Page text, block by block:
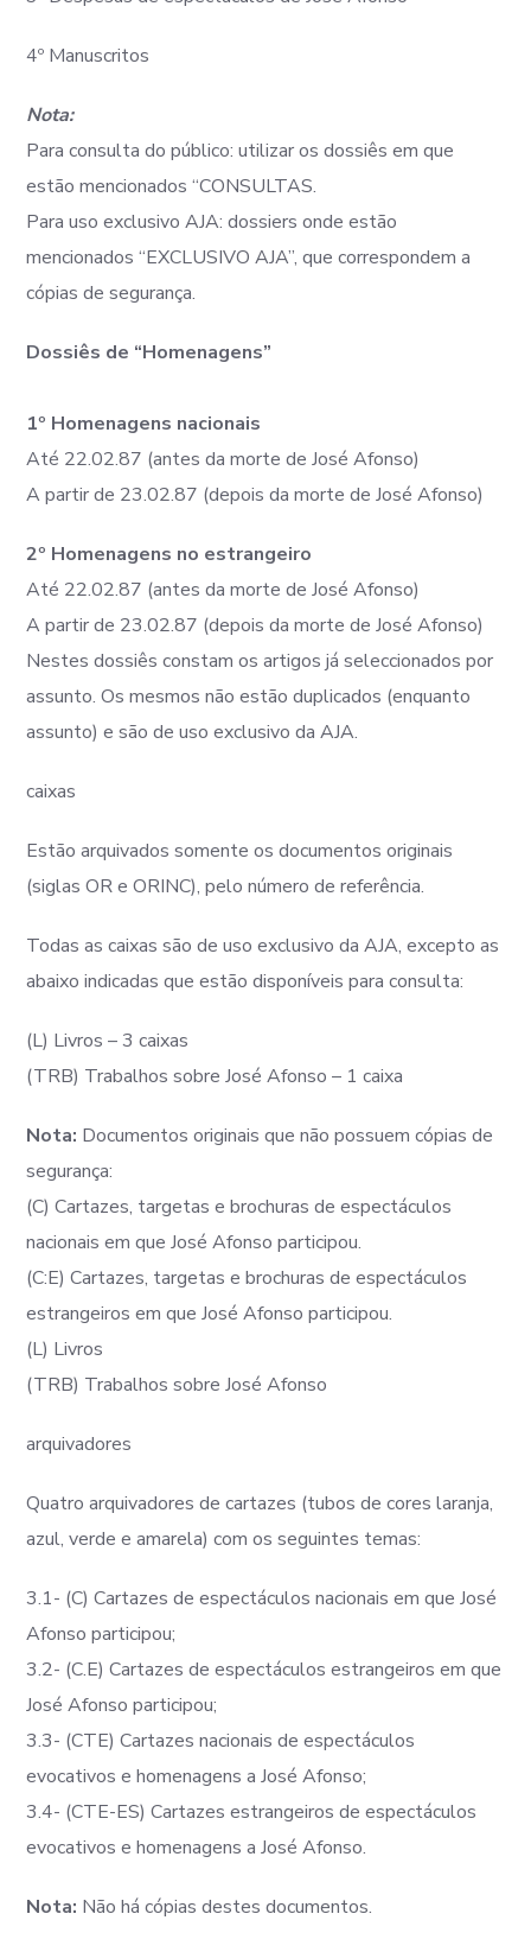
4º Manuscritos
Nota:
Para consulta do público: utilizar os dossiês em que
estão mencionados “CONSULTAS.
Para uso exclusivo AJA: dossiers onde estão
mencionados “EXCLUSIVO AJA”, que correspondem a
cópias de segurança.
Dossiês de “Homenagens”
1º Homenagens nacionais
Até 22.02.87 (antes da morte de José Afonso)
A partir de 23.02.87 (depois da morte de José Afonso)
2º Homenagens no estrangeiro
Até 22.02.87 (antes da morte de José Afonso)
A partir de 23.02.87 (depois da morte de José Afonso)
Nestes dossiês constam os artigos já seleccionados por
assunto. Os mesmos não estão duplicados (enquanto
assunto) e são de uso exclusivo da AJA.
caixas
Estão arquivados somente os documentos originais
(siglas OR e ORINC), pelo número de referência.
Todas as caixas são de uso exclusivo da AJA, excepto as
abaixo indicadas que estão disponíveis para consulta:
(L) Livros – 3 caixas
(TRB) Trabalhos sobre José Afonso – 1 caixa
Nota: Documentos originais que não possuem cópias de
segurança:
(C) Cartazes, targetas e brochuras de espectáculos
nacionais em que José Afonso participou.
(C:E) Cartazes, targetas e brochuras de espectáculos
estrangeiros em que José Afonso participou.
(L) Livros
(TRB) Trabalhos sobre José Afonso
arquivadores
Quatro arquivadores de cartazes (tubos de cores laranja,
azul, verde e amarela) com os seguintes temas:
3.1- (C) Cartazes de espectáculos nacionais em que José
Afonso participou;
3.2- (C.E) Cartazes de espectáculos estrangeiros em que
José Afonso participou;
3.3- (CTE) Cartazes nacionais de espectáculos
evocativos e homenagens a José Afonso;
3.4- (CTE-ES) Cartazes estrangeiros de espectáculos
evocativos e homenagens a José Afonso.
Nota: Não há cópias destes documentos.